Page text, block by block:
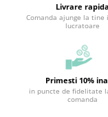
Livrare rapida
Comanda ajunge la tine
lucratoare
Primesti 10%
in puncte de fidelitate
comanda